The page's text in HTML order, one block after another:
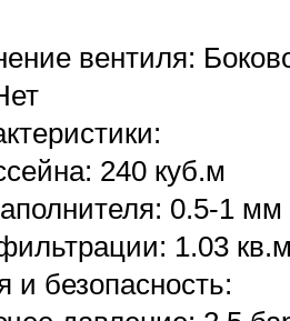
вентиля:
240 куб.м
0.5-1 мм
1.03
и безопасность: